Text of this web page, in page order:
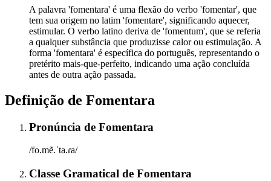
A palavra 'fomentara' é uma flexão do verbo 'fomentar', que
tem sua origem no latim 'fomentare', significando aquecer,
estimular. O verbo latino deriva de 'fomentum', que se referia
a qualquer substância que produzisse calor ou estimulação. A
forma 'fomentara' é específica do português, representando o
pretérito mais-que-perfeito, indicando uma ação concluída
antes de outra ação passada.
Definição de Fomentara
Pronúncia de Fomentara
/fo.mẽ.ˈta.ɾa/
Classe Gramatical de Fomentara